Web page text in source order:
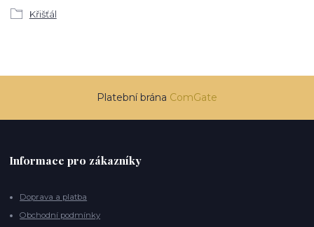
Křišťál
Platební brána ComGate
Informace pro zákazníky
Doprava a platba
Obchodní podmínky